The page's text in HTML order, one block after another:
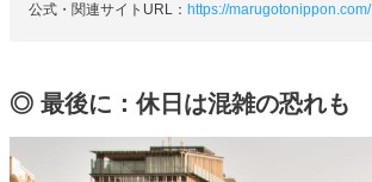
公式・関連サイトURL： https://marugotonippon.com/
◎ 最後に：休日は混雑の恐れも